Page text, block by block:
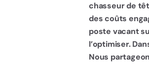
chasseur de
des coûts
poste vacant
l’optimiser.
Nous